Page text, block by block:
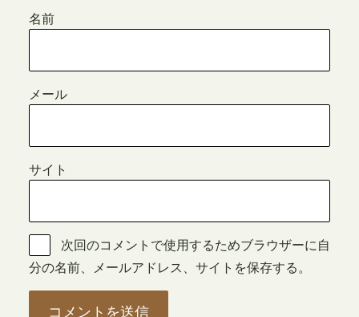
名前
メール
サイト
次回のコメントで使用するためブラウザーに自
分の名前、メールアドレス、サイトを保存する。